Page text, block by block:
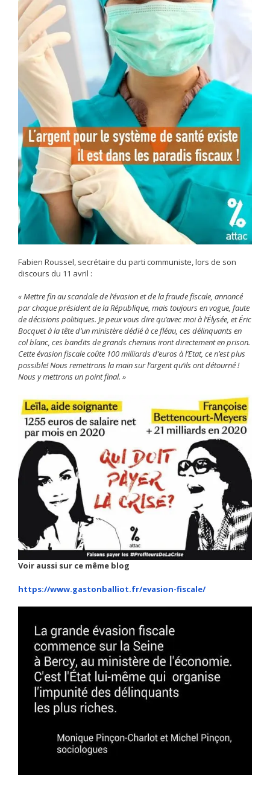
Fabien Roussel, secrétaire du parti communiste, lors de son
discours du 11 avril :
« Mettre fin au scandale de l’évasion et de la fraude fiscale, annoncé
par chaque président de la République, mais toujours en vogue, faute
de décisions politiques. Je peux vous dire qu’avec moi à l’Élysée, et Éric
Bocquet à la tête d’un ministère dédié à ce fléau, ces délinquants en
col blanc, ces bandits de grands chemins iront directement en prison.
Cette évasion fiscale coûte 100 milliards d’euros à l’Etat, ce n’est plus
possible! Nous remettrons la main sur l’argent qu’ils ont détourné !
Nous y mettrons un point final. »
Voir aussi sur ce même blog
https://www.gastonballiot.fr/evasion-fiscale/